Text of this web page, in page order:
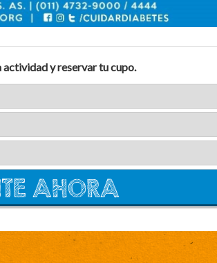
y reservar tu cupo.